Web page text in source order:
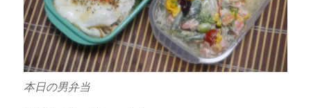
本日の男弁当